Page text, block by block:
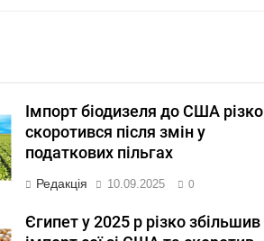
Імпорт біодизеля до США різко
скоротився після змін у
податкових пільгах
Редакція 10.09.2025 0
Єгипет у 2025 р різко збільшив